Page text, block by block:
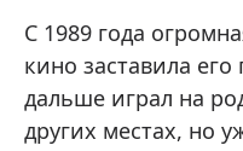
С 1989 года
кино заставила
дальше играл на
других местах, но